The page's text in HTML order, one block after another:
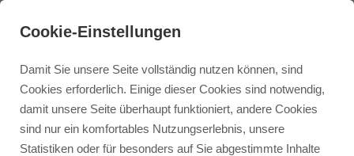
Cookie-Einstellungen
Damit Sie unsere Seite vollständig nutzen können, sind
Cookies erforderlich. Einige dieser Cookies sind notwendig,
damit unsere Seite überhaupt funktioniert, andere Cookies
sind nur ein komfortables Nutzungserlebnis, unsere
Statistiken oder für besonders auf Sie abgestimmte Inhalte